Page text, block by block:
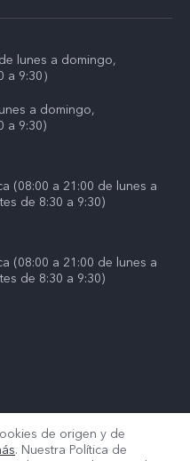
lunes a domingo,
9:30）
a domingo,
a 9:30)
(08:00 a 21:00 de lunes a
de 8:30 a 9:30)
(08:00 a 21:00 de lunes a
de 8:30 a 9:30)
de origen y de
. Nuestra Política de